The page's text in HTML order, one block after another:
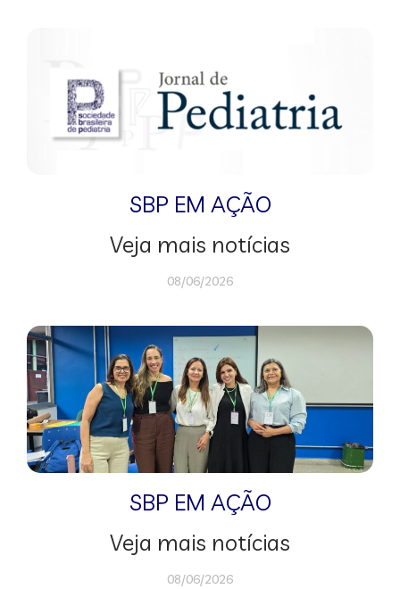
SBP EM AÇÃO
Veja mais notícias
08/06/2026
SBP EM AÇÃO
Veja mais notícias
08/06/2026